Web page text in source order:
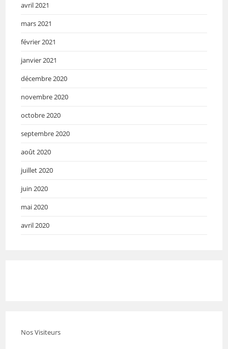
avril 2021
mars 2021
février 2021
janvier 2021
décembre 2020
novembre 2020
octobre 2020
septembre 2020
août 2020
juillet 2020
juin 2020
mai 2020
avril 2020
Nos Visiteurs